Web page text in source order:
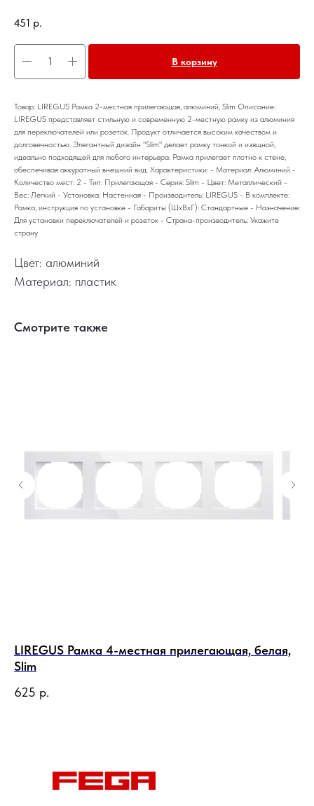
451 р.
В корзину
Товар: LIREGUS Рамка 2-местная прилегающая, алюминий, Slim Описание:
LIREGUS представляет стильную и современную 2-местную рамку из алюминия
для переключателей или розеток. Продукт отличается высоким качеством и
долговечностью. Элегантный дизайн "Slim" делает рамку тонкой и изящной,
идеально подходящей для любого интерьера. Рамка прилегает плотно к стене,
обеспечивая аккуратный внешний вид. Характеристики: - Материал: Алюминий -
Количество мест: 2 - Тип: Прилегающая - Серия: Slim - Цвет: Металлический -
Вес: Легкий - Установка: Настенная - Производитель: LIREGUS - В комплекте:
Рамка, инструкция по установке - Габариты (ШхВхГ): Стандартные - Назначение:
Для установки переключателей и розеток - Страна-производитель: Укажите
страну
Цвет: алюминий
Материал: пластик
Смотрите также
LIREGUS Рамка 4-местная прилегающая, белая,
Slim
625 р.